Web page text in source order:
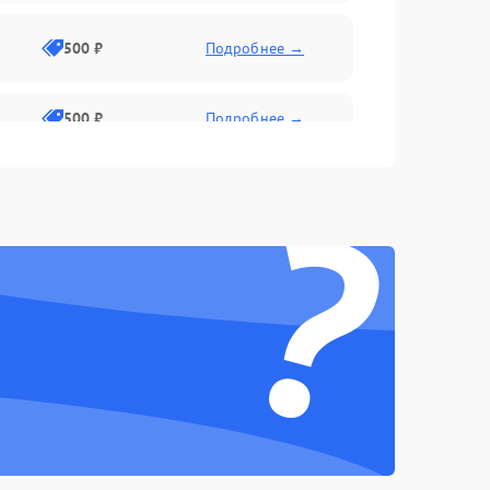
500 ₽ Подробнее →
500 ₽ Подробнее →
1000 ₽
Подробнее →
?